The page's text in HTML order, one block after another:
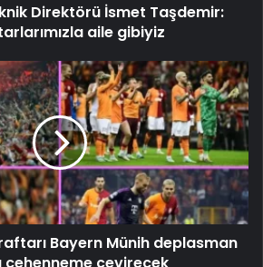
Direktörü İsmet Taşdemir:
aile gibiyiz
Bayern Münih deplasman
cehenneme çevirecek